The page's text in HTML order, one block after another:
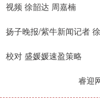
视频 徐韶达 周嘉楠
扬子晚报/紫牛新闻记者
校对 盛媛媛速盈策略
睿迎